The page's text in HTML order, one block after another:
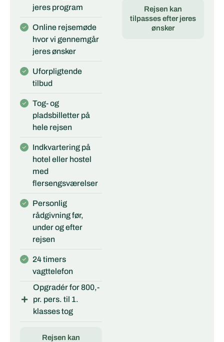
jeres program
Online rejsemøde
hvor vi gennemgår
jeres ønsker
Uforpligtende
tilbud
Tog- og
pladsbilletter på
hele rejsen
Indkvartering på
hotel eller hostel
med
flersengsværelser
Personlig
rådgivning før,
under og efter
rejsen
24 timers
vagttelefon
Opgradér for 800,-
pr. pers. til 1.
klasses tog
Rejsen kan
Rejsen kan
tilpasses efter jeres
ønsker